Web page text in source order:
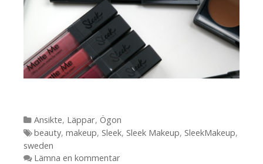
Kategorier
Ansikte, Läppar, Ögon
Etiketter
beauty, makeup, Sleek, Sleek Makeup, SleekMakeup,
sweden
Lämna en kommentar